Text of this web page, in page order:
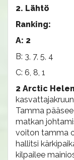
2. Lähtö
Ranking:
A: 2
B: 3, 7, 5, 4
C: 6, 8, 1
2 Arctic Helen
Tamma
matkan
voiton tamma
hallitsi
kilpailee